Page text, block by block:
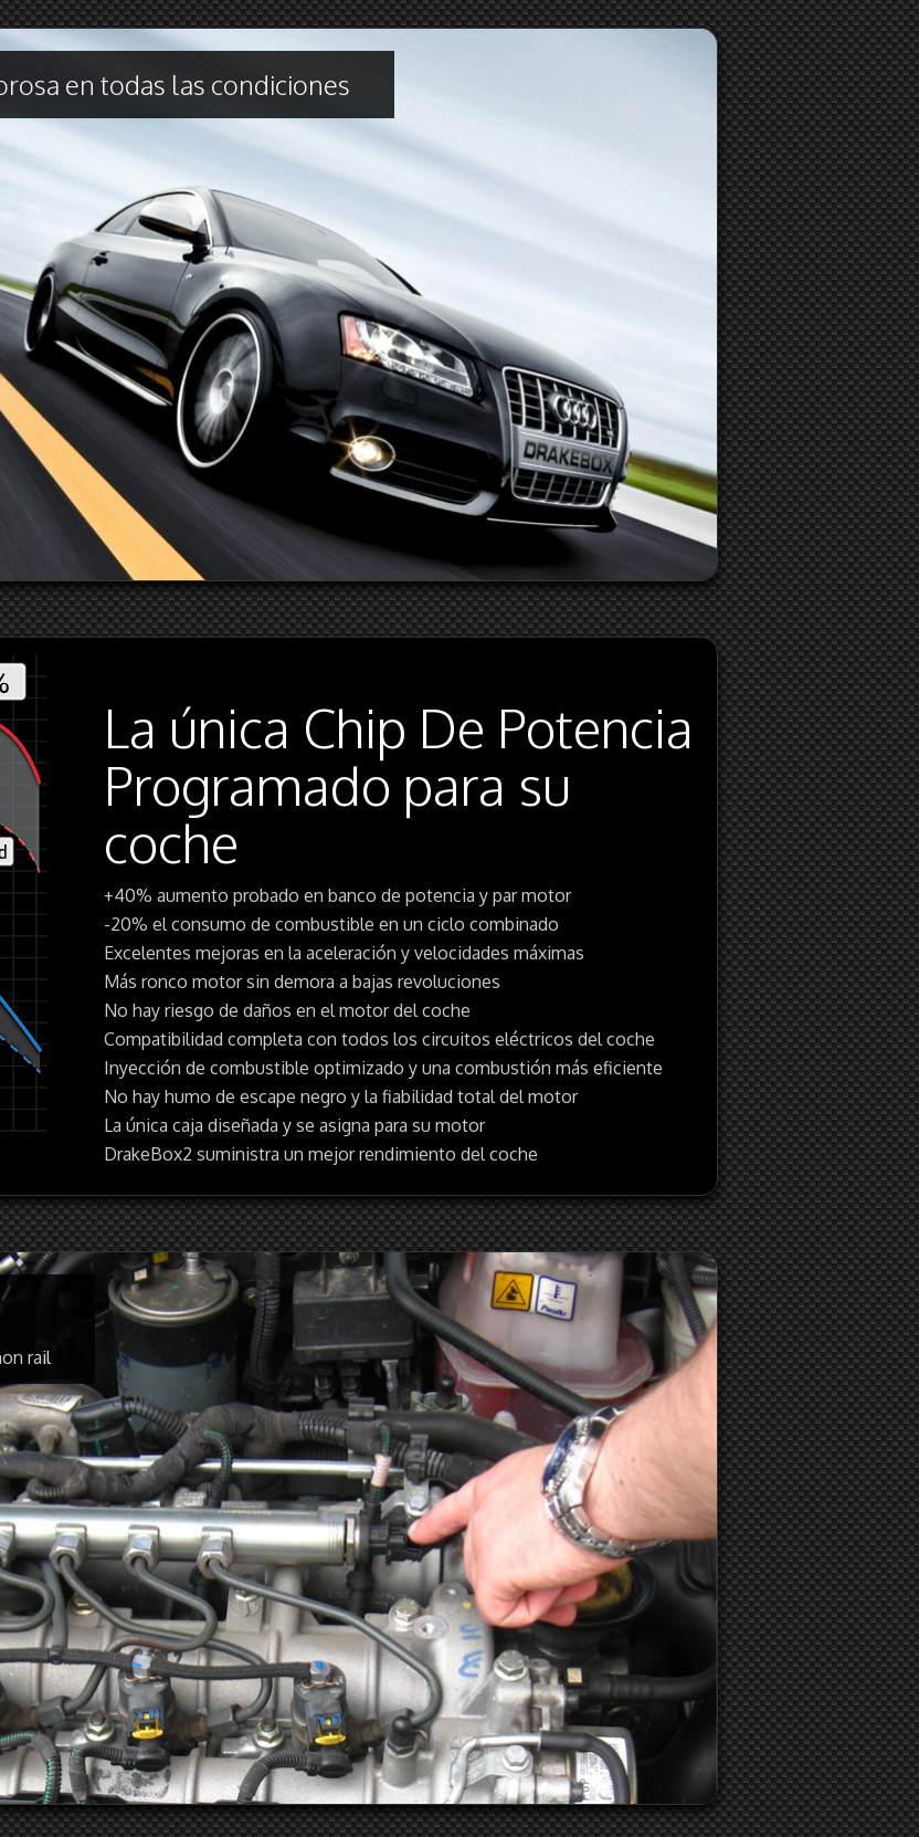
en todas las condiciones
La única Chip De Potencia
Programado para su
coche
+40% aumento probado en banco de potencia y par motor
-20% el consumo de combustible en un ciclo combinado
Excelentes mejoras en la aceleración y velocidades máximas
Más ronco motor sin demora a bajas revoluciones
No hay riesgo de daños en el motor del coche
Compatibilidad completa con todos los circuitos eléctricos del coche
Inyección de combustible optimizado y una combustión más eficiente
No hay humo de escape negro y la fiabilidad total del motor
La única caja diseñada y se asigna para su motor
DrakeBox2 suministra un mejor rendimiento del coche
rail